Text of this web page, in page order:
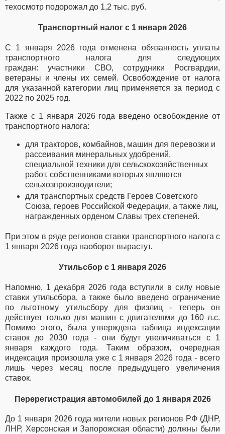
техосмотр подорожал до 1,2 тыс. руб.
Транспортный налог с 1 января 2026
С 1 января 2026 года отменена обязанность уплаты
транспортного налога для следующих
граждан: участники СВО, сотрудники Росгвардии,
ветераны и члены их семей. Освобождение от налога
для указанной категории лиц применяется за период с
2022 по 2025 год.
Также с 1 января 2026 года введено освобождение от
транспортного налога:
для тракторов, комбайнов, машин для перевозки и
рассеивания минеральных удобрений,
специальной техники для сельскохозяйственных
работ, собственниками которых являются
сельхозпроизводители;
для транспортных средств Героев Советского
Союза, героев Российской Федерации, а также лиц,
награжденных орденом Славы трех степеней.
При этом в ряде регионов ставки транспортного налога с
1 января 2026 года наоборот вырастут.
Утильсбор с 1 января 2026
Напомню, 1 декабря 2026 года вступили в силу новые
ставки утильсбора, а также было введено ограничение
по льготному утильсбору для физлиц - теперь он
действует только для машин с двигателями до 160 л.с.
Помимо этого, была утверждена таблица индексации
ставок до 2030 года - они будут увеличиваться с 1
января каждого года. Таким образом, очередная
индексация произошла уже с 1 января 2026 года - всего
лишь через месяц после предыдущего увеличения
ставок.
Перерегистрация автомобилей до 1 января 2026
До 1 января 2026 года жители новых регионов РФ (ДНР,
ЛНР, Херсонская и Запорожская области) должны были